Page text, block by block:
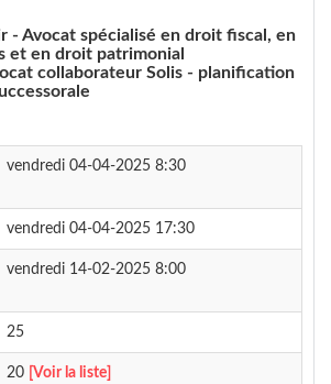
- Avocat spécialisé en droit fiscal, en
et en droit patrimonial
collaborateur Solis - planification
vendredi 04-04-2025 8:30
vendredi 04-04-2025 17:30
vendredi 14-02-2025 8:00
25
20 [Voir la liste]